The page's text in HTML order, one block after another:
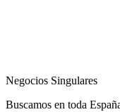
Negocios Singulares
Buscamos en toda